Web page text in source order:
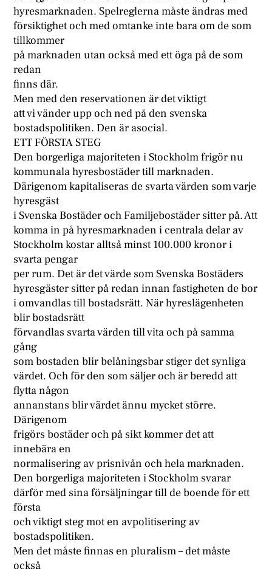
hyresmarknaden. Spelreglerna måste ändras med
försiktighet och med omtanke inte bara om de som
tillkommer
på marknaden utan också med ett öga på de som
redan
finns där.
Men med den reservationen är det viktigt
att vi vänder upp och ned på den svenska
bostadspolitiken. Den är asocial.
ETT FÖRSTA STEG
Den borgerliga majoriteten i Stockholm frigör nu
kommunala hyresbostäder till marknaden.
Därigenom kapitaliseras de svarta värden som varje
hyresgäst
i Svenska Bostäder och Familjebostäder sitter på. Att
komma in på hyresmarknaden i centrala delar av
Stockholm kostar alltså minst 100.000 kronor i
svarta pengar
per rum. Det är det värde som Svenska Bostäders
hyresgäster sitter på redan innan fastigheten de bor
i omvandlas till bostadsrätt. När hyreslägenheten
blir bostadsrätt
förvandlas svarta värden till vita och på samma
gång
som bostaden blir belåningsbar stiger det synliga
värdet. Och för den som säljer och är beredd att
flytta någon
annanstans blir värdet ännu mycket större.
Därigenom
frigörs bostäder och på sikt kommer det att
innebära en
normalisering av prisnivån och hela marknaden.
Den borgerliga majoriteten i Stockholm svarar
därför med sina försäljningar till de boende för ett
första
och viktigt steg mot en avpolitisering av
bostadspolitiken.
Men det måste finnas en pluralism – det måste
också